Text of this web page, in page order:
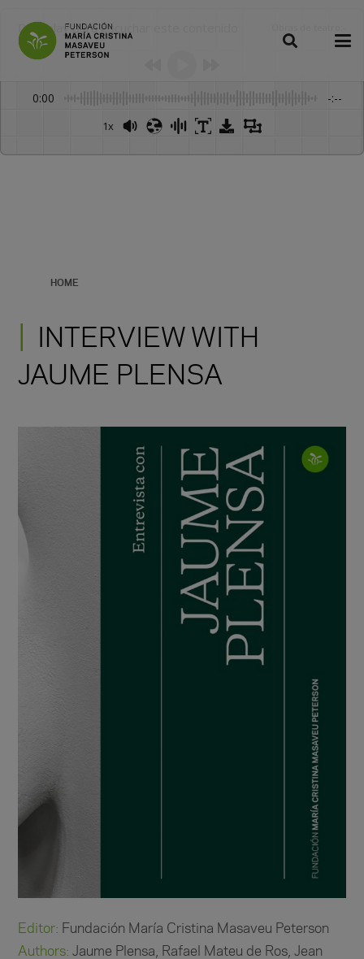
Dale play para escuchar este contenido
0:00 -:--
1x
HOME
INTERVIEW WITH
JAUME PLENSA
Editor: Fundación María Cristina Masaveu Peterson
Authors:Jaume Plensa, Rafael Mateu de Ros, Jean